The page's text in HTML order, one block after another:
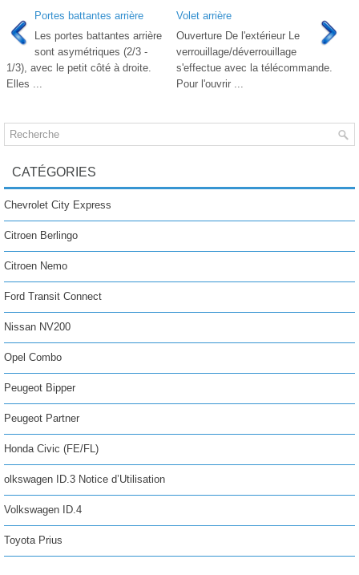
Portes battantes arrière
Les portes battantes arrière
sont asymétriques (2/3 -
1/3), avec le petit côté à droite.
Elles ...
Volet arrière
Ouverture De l'extérieur Le
verrouillage/déverrouillage
s'effectue avec la télécommande.
Pour l'ouvrir ...
CATÉGORIES
Chevrolet City Express
Citroen Berlingo
Citroen Nemo
Ford Transit Connect
Nissan NV200
Opel Combo
Peugeot Bipper
Peugeot Partner
Honda Civic (FE/FL)
olkswagen ID.3 Notice d’Utilisation
Volkswagen ID.4
Toyota Prius